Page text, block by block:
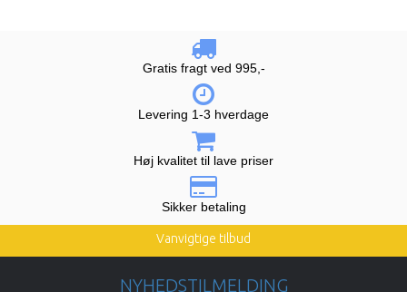
Gratis fragt ved 995,-
Levering 1-3 hverdage
Høj kvalitet til lave priser
Sikker betaling
Vanvigtige tilbud
NYHEDSTILMELDING